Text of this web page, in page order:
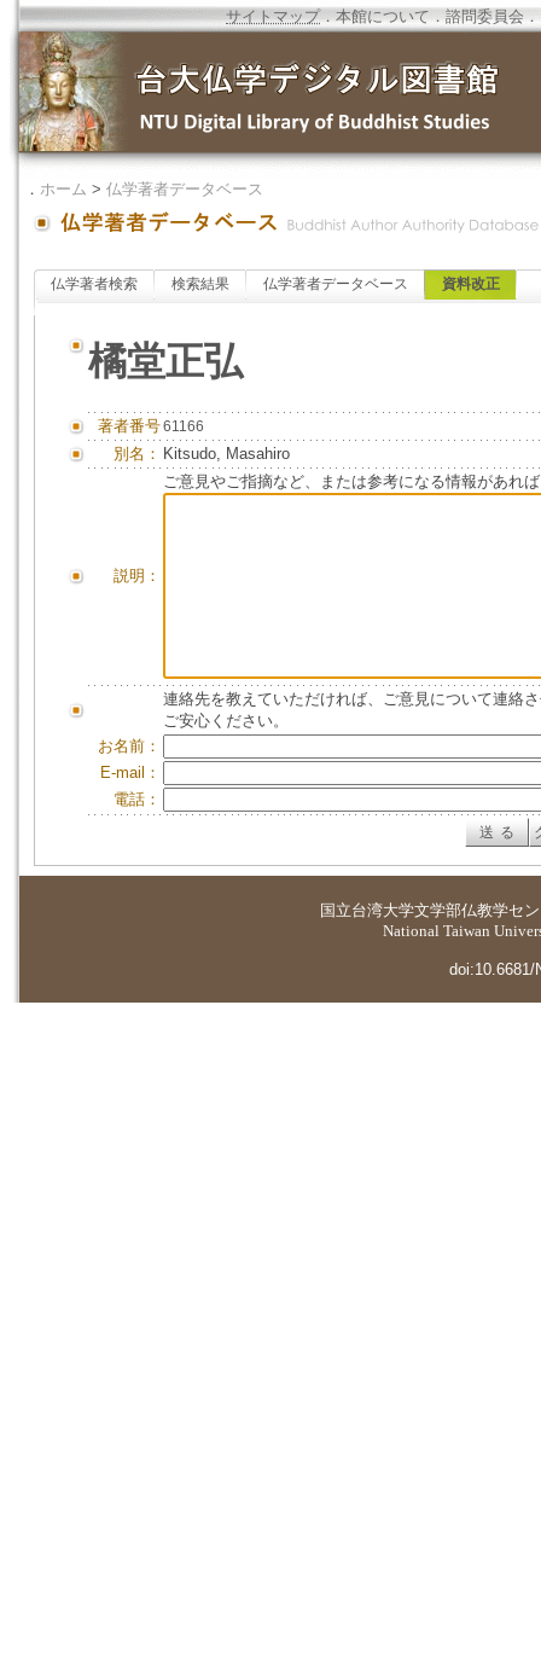
サイトマップ．本館について ．諮問委員会 ．
． ホーム > 仏学著者データベース
仏学著者検索 検索結果 仏学著者データベース 資料改正
橘堂正弘
著者番号61166
別名： Kitsudo, Masahiro
説明：
ご意見やご指摘など、または参考になる情報があれ
連絡先を教えていただければ、ご意見について連絡
ご安心ください。
お名前：
E-mail：
電話：
国立台湾大学文学部仏教学セ
National Taiwan
doi:10.6681/